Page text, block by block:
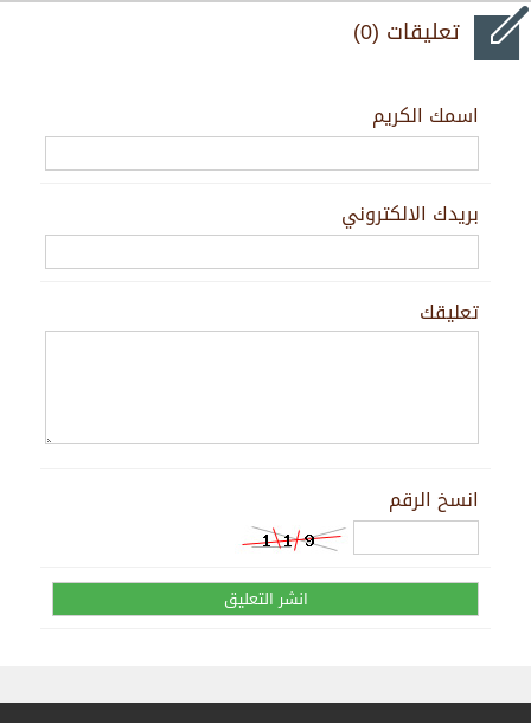
تعليقات (0)
اسمك الكريم
بريدك الالكتروني
تعليقك
انسخ الرقم